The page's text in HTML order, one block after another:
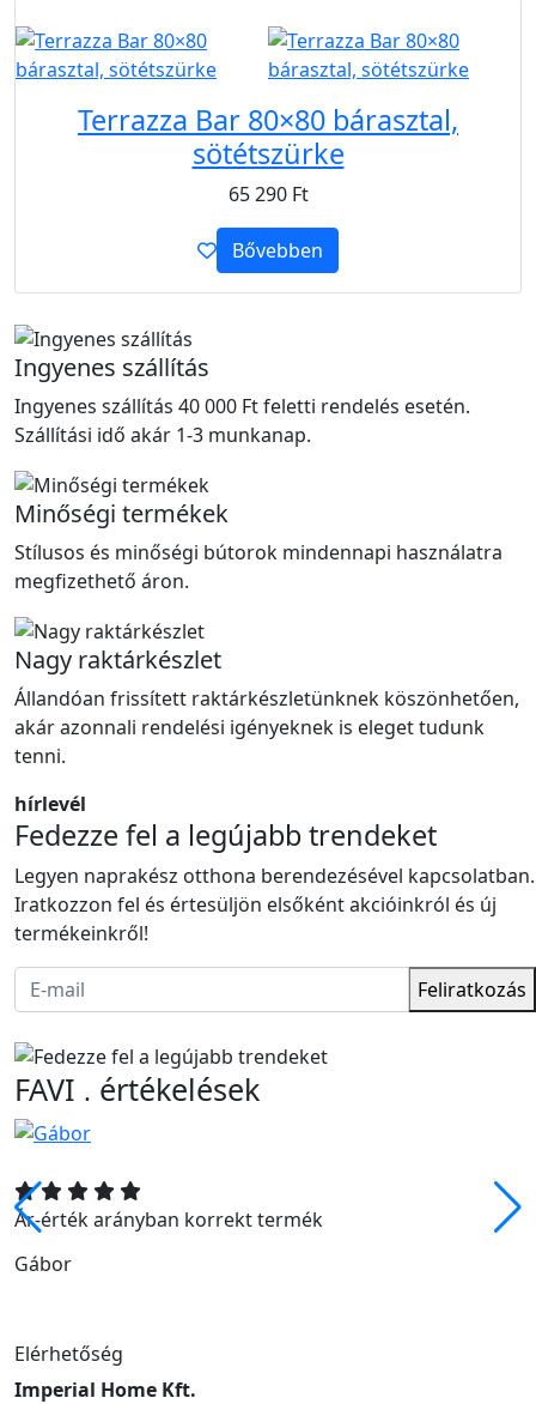
Terrazza Bar 80×80 bárasztal,
sötétszürke
65 290 Ft
Bővebben
Ingyenes szállítás
Ingyenes szállítás 40 000 Ft feletti rendelés esetén.
Szállítási idő akár 1-3 munkanap.
Minőségi termékek
Stílusos és minőségi bútorok mindennapi használatra
megfizethető áron.
Nagy raktárkészlet
Állandóan frissített raktárkészletünknek köszönhetően,
akár azonnali rendelési igényeknek is eleget tudunk
tenni.
hírlevél
Fedezze fel a legújabb trendeket
Legyen naprakész otthona berendezésével kapcsolatban.
Iratkozzon fel és értesüljön elsőként akcióinkról és új
termékeinkről!
Feliratkozás
FAVI . értékelések
Ár-érték arányban korrekt termék
Gábor
Elérhetőség
Imperial Home Kft.